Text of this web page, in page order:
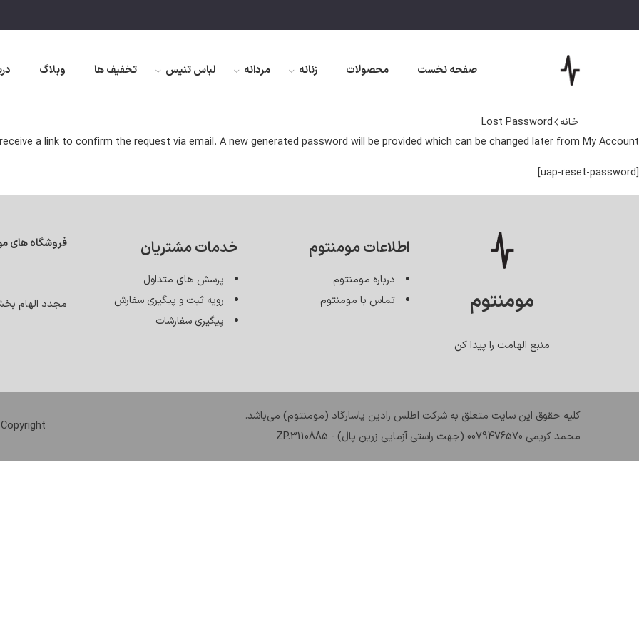
صفحه نخست محصولات زنانه مردانه لباس تنیس تخفیف ها وبلاگ
خانه Lost Password
a link to confirm the request via email. A new generated password will be provided which can be changed later from My Account.
[uap-reset-password]
مومنتوم
منبع الهامت را پیدا کن
اطلاعات مومنتوم
درباره مومنتوم
تماس با مومنتوم
خدمات مشتریان
پرسش های متداول
رویه ثبت و پیگیری سفارش
پیگیری سفارشات
فروشگاه های
مجدد الهام
کليه حقوق اين سايت متعلق به شرکت اطلس رادین پاسارگاد (مومنتوم) می‌باشد.
محمد کریمی 0079476570 (جهت راستی آزمایی زرین پال) - ZP.3110885